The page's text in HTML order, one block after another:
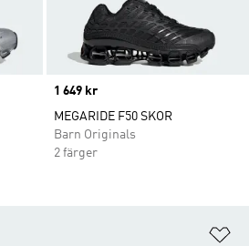
Price
1 649 kr
MEGARIDE F50 SKOR
Barn Originals
2 färger